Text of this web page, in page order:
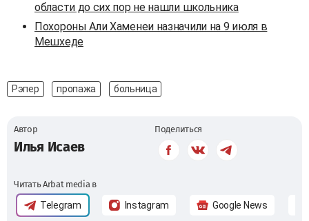
области до сих пор не нашли школьника
Похороны Али Хаменеи назначили на 9 июля в
Мешхеде
Рэпер пропажа больница
Автор
Илья Исаев
Поделиться
Читать Arbat media в
Telegram Instagram Google News